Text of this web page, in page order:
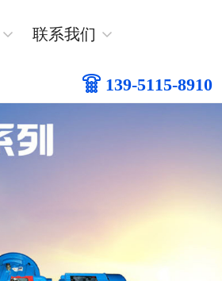
联系我们
139-5115-8910